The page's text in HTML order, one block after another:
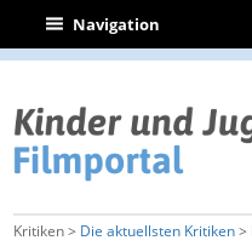
| Navigation
Kritiken > Die aktuellsten Kritiken>